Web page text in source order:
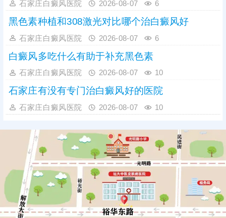
石家庄白癜风医院 2026-08-07 6
黑色素种植和308激光对比哪个治白癜风好
石家庄白癜风医院 2026-08-07 6
白癜风多吃什么有助于补充黑色素
石家庄白癜风医院 2026-08-07 10
石家庄有没有专门治白癜风好的医院
石家庄白癜风医院 2026-08-07 10